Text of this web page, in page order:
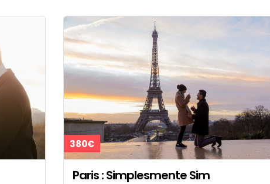
380€
Paris : Simplesmente Sim